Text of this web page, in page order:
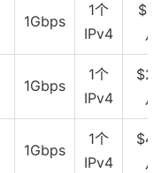
406.764
1Gbps
1个
IPv4
月
1Gbps
1个
IPv4
月
1Gbps
1个
IPv4
月